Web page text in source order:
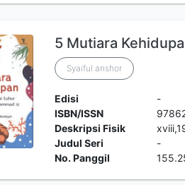
5 Mutiara
Syaiful anshor
Edisi
-
ISBN/ISSN
Deskripsi Fisik
Judul Seri
-
No. Panggil